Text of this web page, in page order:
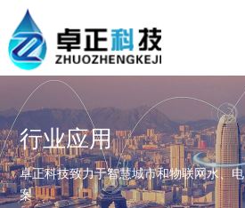
行业应用
卓正科技致力于智慧城市和物联网水、
案